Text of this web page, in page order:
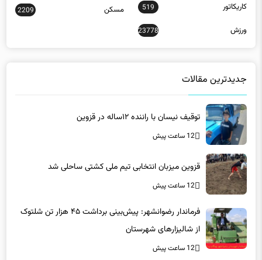
کاریکاتور 519 مسکن 2209
ورزش 23778
جدیدترین مقالات
توقیف نیسان با راننده ۱۲ساله در قزوین
12 ساعت پیش
قزوین میزبان انتخابی تیم ملی کشتی ساحلی شد
12 ساعت پیش
فرماندار رضوانشهر: پیش‌بینی برداشت ۴۵ هزار تن شلتوک
از شالیزارهای شهرستان
12 ساعت پیش